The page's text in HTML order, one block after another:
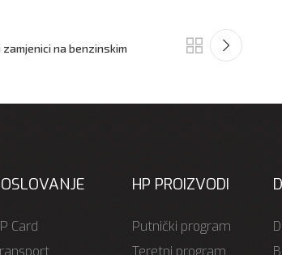
na benzinskim
Card
HP PROIZVODI
Putnički program